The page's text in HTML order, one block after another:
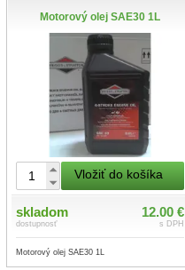
Motorový olej SAE30 1L
Vložiť do košíka
skladom
dostupnosť
12.00 €
s DPH
Motorový olej SAE30 1L